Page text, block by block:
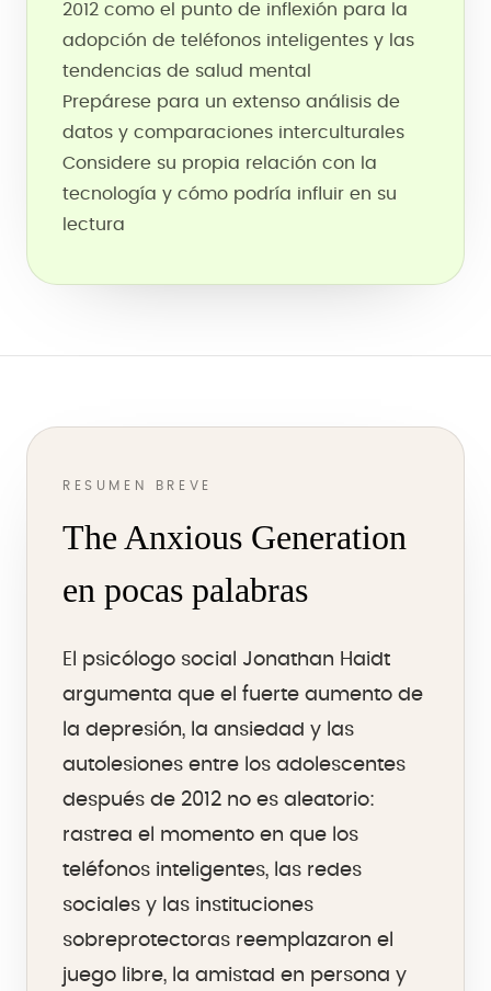
2012 como el punto de inflexión para la
adopción de teléfonos inteligentes y las
tendencias de salud mental
Prepárese para un extenso análisis de
datos y comparaciones interculturales
Considere su propia relación con la
tecnología y cómo podría influir en su
lectura
RESUMEN BREVE
The Anxious Generation
en pocas palabras
El psicólogo social Jonathan Haidt
argumenta que el fuerte aumento de
la depresión, la ansiedad y las
autolesiones entre los adolescentes
después de 2012 no es aleatorio:
rastrea el momento en que los
teléfonos inteligentes, las redes
sociales y las instituciones
sobreprotectoras reemplazaron el
juego libre, la amistad en persona y